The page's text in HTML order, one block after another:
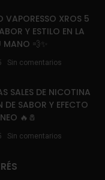
VAPORESSO XROS 5
Y ESTILO EN LA
💨✨
Sin comentarios
SALES DE NICOTINA
DE SABOR Y EFECTO
🔥🧂
Sin comentarios